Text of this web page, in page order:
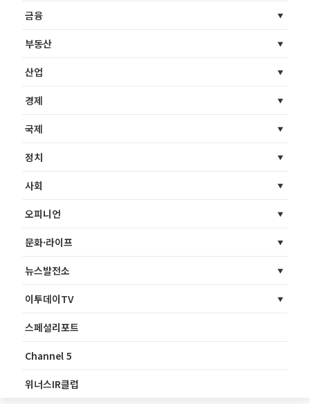
금융
부동산
산업
경제
국제
정치
사회
오피니언
문화·라이프
뉴스발전소
이투데이TV
스페셜리포트
Channel 5
위너스IR클럽